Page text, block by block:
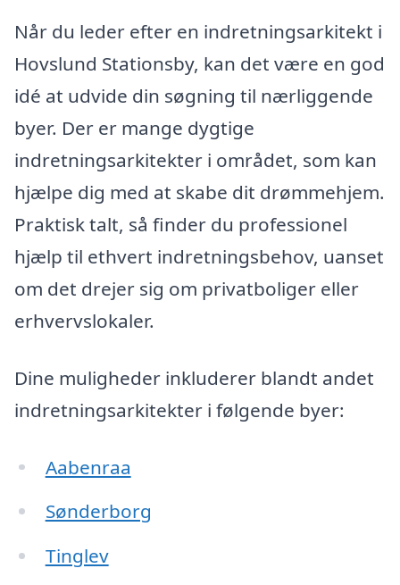
Når du leder efter en indretningsarkitekt i
Hovslund Stationsby, kan det være en god
idé at udvide din søgning til nærliggende
byer. Der er mange dygtige
indretningsarkitekter i området, som kan
hjælpe dig med at skabe dit drømmehjem.
Praktisk talt, så finder du professionel
hjælp til ethvert indretningsbehov, uanset
om det drejer sig om privatboliger eller
erhvervslokaler.
Dine muligheder inkluderer blandt andet
indretningsarkitekter i følgende byer:
Aabenraa
Sønderborg
Tinglev